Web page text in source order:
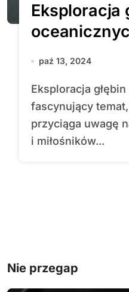
Eksploracja
tajemnice
paź 13, 2024
Eksploracja głębin oceanicznych to
fascynujący
przyciąga uwagę
i miłośników...
Nie przegap